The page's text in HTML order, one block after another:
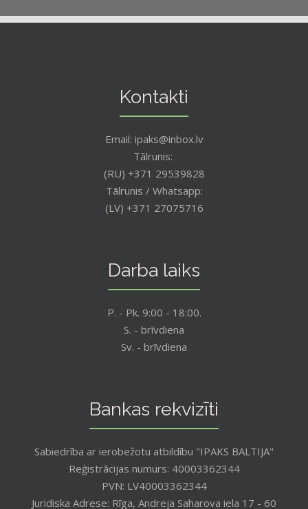
Kontakti
Email: ipaks@inbox.lv
Tālrunis:
(RU) +371 29539828
Tālrunis / Whatsapp:
(LV) +371 27075716
Darba laiks
P. - Pk. 9:00 - 18:00.
S. - brīvdiena
Sv. - brīvdiena
Bankas rekvizīti
Sabiedrība ar ierobežotu atbildību "IPAKS BALTIJA"
Reģistrācijas numurs: 40003362344
PVN: LV40003362344
Juridiska Adrese: Rīga, Andreja Saharova iela 17 - 60